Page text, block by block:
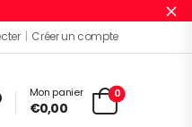
| Créer un compte
Mon panier
€0,00
0